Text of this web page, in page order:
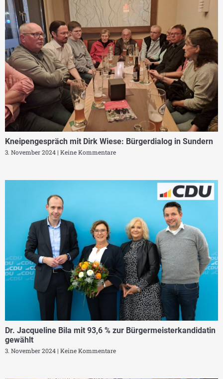
Kneipengespräch mit Dirk Wiese: Bürgerdialog in Sundern
3. November 2024 Keine Kommentare
Dr. Jacqueline Bila mit 93,6 % zur Bürgermeisterkandidatin
gewählt
3. November 2024 Keine Kommentare